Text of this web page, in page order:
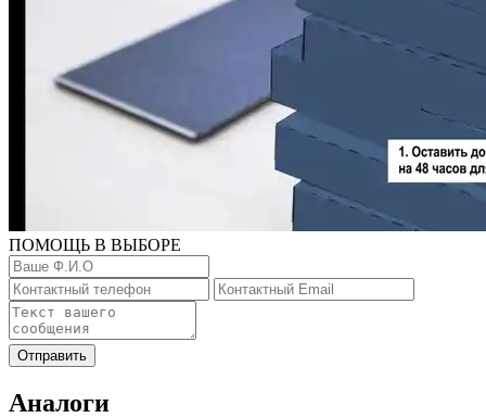
ПОМОЩЬ В ВЫБОРЕ
Отправить
Аналоги